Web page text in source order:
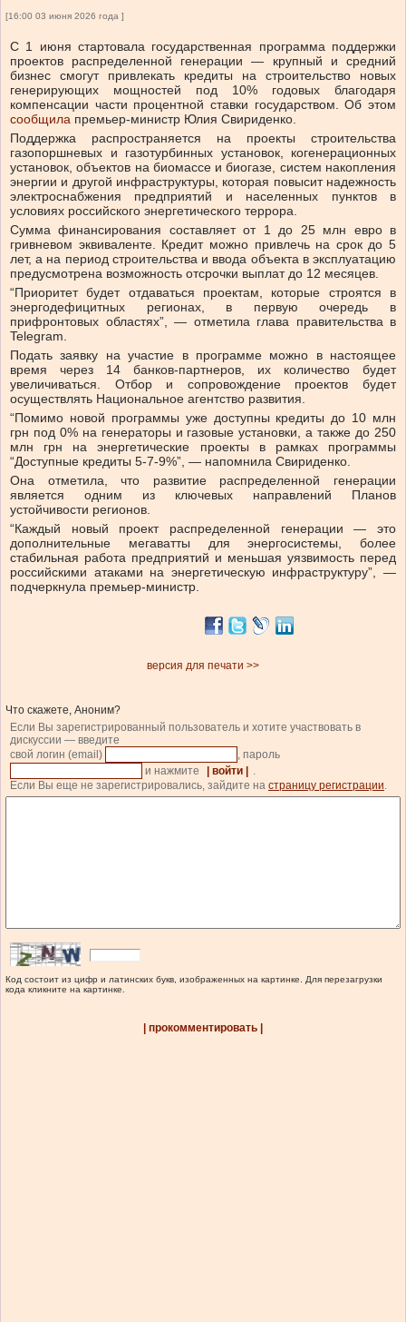
[16:00 03 июня 2026 года ]
С 1 июня стартовала государственная программа поддержки
проектов распределенной генерации — крупный и средний
бизнес смогут привлекать кредиты на строительство новых
генерирующих мощностей под 10% годовых благодаря
компенсации части процентной ставки государством. Об этом
сообщила премьер-министр Юлия Свириденко.
Поддержка распространяется на проекты строительства
газопоршневых и газотурбинных установок, когенерационных
установок, объектов на биомассе и биогазе, систем накопления
энергии и другой инфраструктуры, которая повысит надежность
электроснабжения предприятий и населенных пунктов в
условиях российского энергетического террора.
Сумма финансирования составляет от 1 до 25 млн евро в
гривневом эквиваленте. Кредит можно привлечь на срок до 5
лет, а на период строительства и ввода объекта в эксплуатацию
предусмотрена возможность отсрочки выплат до 12 месяцев.
“Приоритет будет отдаваться проектам, которые строятся в
энергодефицитных регионах, в первую очередь в
прифронтовых областях”, — отметила глава правительства в
Telegram.
Подать заявку на участие в программе можно в настоящее
время через 14 банков-партнеров, их количество будет
увеличиваться. Отбор и сопровождение проектов будет
осуществлять Национальное агентство развития.
“Помимо новой программы уже доступны кредиты до 10 млн
грн под 0% на генераторы и газовые установки, а также до 250
млн грн на энергетические проекты в рамках программы
“Доступные кредиты 5-7-9%”, — напомнила Свириденко.
Она отметила, что развитие распределенной генерации
является одним из ключевых направлений Планов
устойчивости регионов.
“Каждый новый проект распределенной генерации — это
дополнительные мегаватты для энергосистемы, более
стабильная работа предприятий и меньшая уязвимость перед
российскими атаками на энергетическую инфраструктуру”, —
подчеркнула премьер-министр.
версия для печати >>
Что скажете, Аноним?
Если Вы зарегистрированный пользователь и хотите участвовать в
дискуссии — введите
свой логин (email)
, пароль
и нажмите
| войти |
.
Если Вы еще не зарегистрировались, зайдите на страницу регистрации.
Код состоит из цифр и латинских букв, изображенных на картинке. Для перезагрузки
кода кликните на картинке.
| прокомментировать |